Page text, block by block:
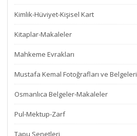
Kimlik-Hüviyet-Kişisel Kart
Kitaplar-Makaleler
Mahkeme Evrakları
Mustafa Kemal Fotoğrafları ve Belgeleri
Osmanlıca Belgeler-Makaleler
Pul-Mektup-Zarf
Tapu Senetleri